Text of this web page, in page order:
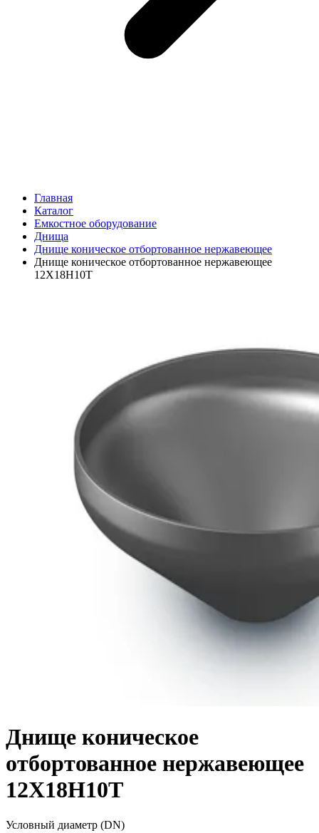
Главная
Каталог
Емкостное оборудование
Днища
Днище коническое отбортованное нержавеющее
Днище коническое отбортованное нержавеющее
12Х18Н10Т
Днище коническое
отбортованное нержавеющее
12Х18Н10Т
Условный диаметр (DN)